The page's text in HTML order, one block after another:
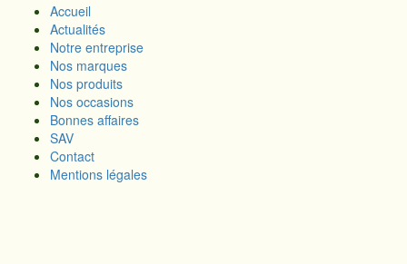
Accueil
Actualités
Notre entreprise
Nos marques
Nos produits
Nos occasions
Bonnes affaires
SAV
Contact
Mentions légales